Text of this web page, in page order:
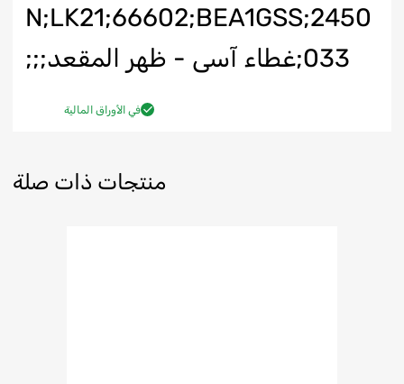
N;LK21;66602;BEA1GSS;2450
033;غطاء آسى - ظهر المقعد;;;
في الأوراق المالية
منتجات ذات صلة